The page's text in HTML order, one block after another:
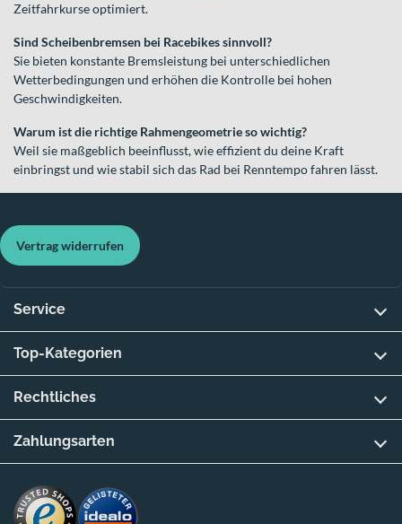
Zeitfahrkurse optimiert.
Sind Scheibenbremsen bei Racebikes sinnvoll?
Sie bieten konstante Bremsleistung bei unterschiedlichen
Wetterbedingungen und erhöhen die Kontrolle bei hohen
Geschwindigkeiten.
Warum ist die richtige Rahmengeometrie so wichtig?
Weil sie maßgeblich beeinflusst, wie effizient du deine Kraft
einbringst und wie stabil sich das Rad bei Renntempo fahren lässt.
Vertrag widerrufen
Service
Top-Kategorien
Rechtliches
Zahlungsarten